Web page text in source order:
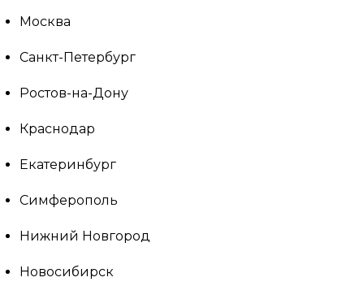
Москва
Санкт-Петербург
Ростов-на-Дону
Краснодар
Екатеринбург
Симферополь
Нижний Новгород
Новосибирск